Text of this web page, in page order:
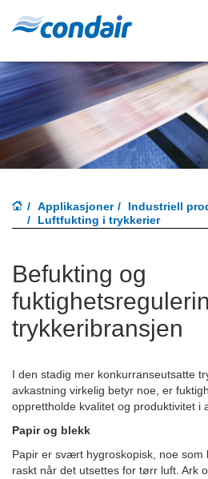
Applikasjoner
Industriell
Luftfukting i trykkerier
Befukting og
trykkeribransjen
I den stadig mer konkurranseutsatte
avkastning virkelig betyr noe, er
opprettholde kvalitet og produktivitet i
Papir og blekk
Papir er svært hygroskopisk, noe som
raskt når det utsettes for tørr luft. Ark